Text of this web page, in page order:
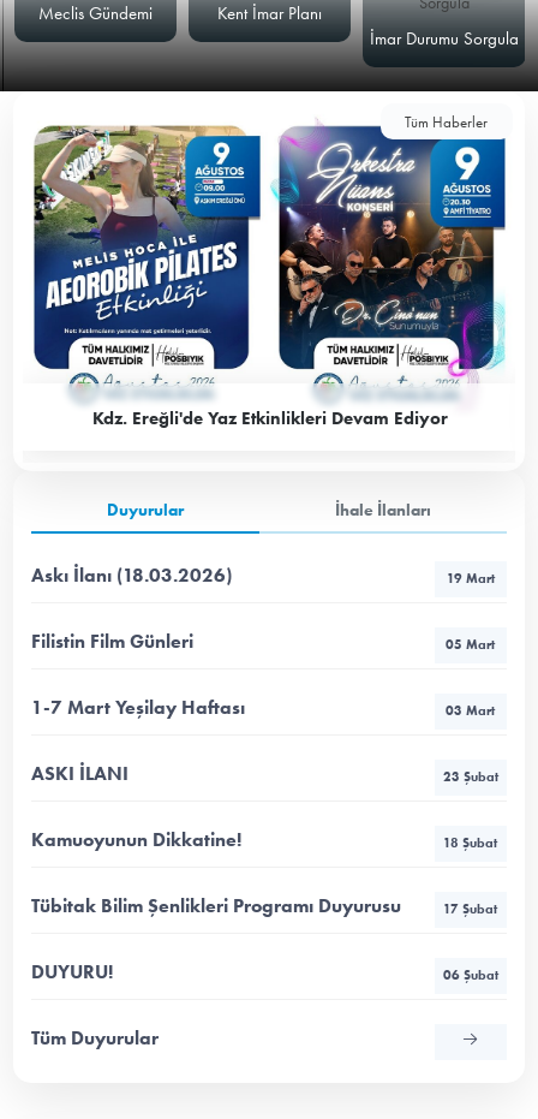
Meclis Gündemi
Kent İmar Planı
İmar Durumu Sorgula
Tüm Haberler
Kdz. Ereğli'de Yaz Etkinlikleri Devam Ediyor
Duyurular İhale İlanları
Askı İlanı (18.03.2026) 19 Mart
Filistin Film Günleri 05 Mart
1-7 Mart Yeşilay Haftası 03 Mart
ASKI İLANI 23 Şubat
Kamuoyunun Dikkatine! 18 Şubat
Tübitak Bilim Şenlikleri Programı Duyurusu 17 Şubat
DUYURU! 06 Şubat
Tüm Duyurular